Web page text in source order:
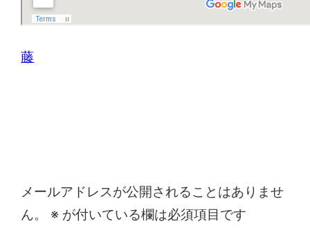
藤
メールアドレスが公開されることはありませ
ん。
※ が付いている欄は必須項目です